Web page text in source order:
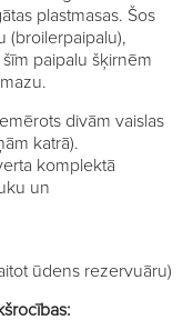
plastmasas. Šos
(broilerpaipalu),
paipalu šķirnēm
divām vaislas
katrā).
komplektā
un
ūdens rezervuāru)